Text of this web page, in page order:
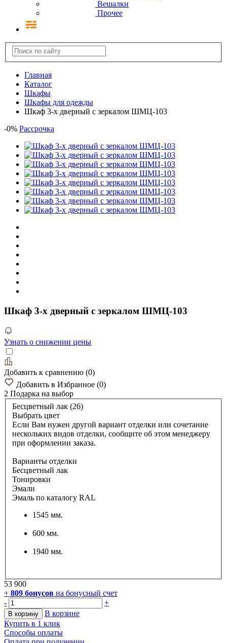
Вешалки
Прочее
Главная
Каталог
Шкафы
Шкафы для одежды
Шкаф 3-х дверный с зеркалом ШМЦ-103
-0% Рассрочка
Шкаф 3-х дверный с зеркалом ШМЦ-103
Узнать о снижении цены
Добавить к сравнению (0)
Добавить в Избранное (0)
2 Подарка на выбор
Бесцветный лак (26)
Выбрать цвет
Если Вам нужен другой вариант отделки или сочетание
нескольких видов отделки, сообщите об этом менеджеру
при оформлении заказа.
Варианты отделки
Бесцветный лак
Тонировки
Эмали
Эмаль по каталогу RAL
1545 мм.
600 мм.
1940 мм.
53 900
+ 809 бонусов на бонусный счет
-
+
В корзину
В корзине
Купить в 1 клик
Способы оплаты